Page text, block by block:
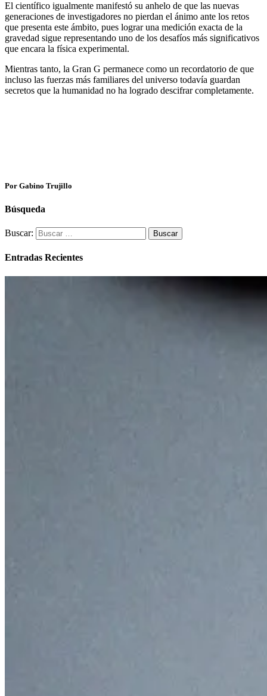
El científico igualmente manifestó su anhelo de que las nuevas
generaciones de investigadores no pierdan el ánimo ante los retos
que presenta este ámbito, pues lograr una medición exacta de la
gravedad sigue representando uno de los desafíos más significativos
que encara la física experimental.
Mientras tanto, la Gran G permanece como un recordatorio de que
incluso las fuerzas más familiares del universo todavía guardan
secretos que la humanidad no ha logrado descifrar completamente.
Por Gabino Trujillo
Búsqueda
Buscar:
Entradas Recientes